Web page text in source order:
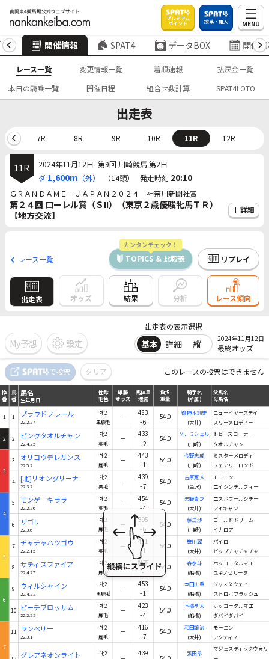
プレミアム
ポイント 投票・加入 MENU
開催情報 SPAT4 データBOX 開催
レース一覧 変更情報一覧 着順速報
払戻金一覧
本日の騎乗一覧
開催日程 組合せ数計算 SPAT4LOTO
出走表
7R 8R 9R 10R 11R 12R
11R 2024年11月12日 第9回 川崎競馬 第2日
ダ 1,600m （外） （14頭） 発走時刻 20:10
ＧＲＡＮＤＡＭＥ－ＪＡＰＡＮ２０２４ 神奈川新聞社賞
第２４回 ローレル賞（ＳII）（東京２歳優駿牝馬ＴＲ）
【地方交流】
詳細
レース一覧
カンタンチェック！
TOPICS & 比較表 リプレイ
出走表 オッズ 結果 分析 レース傾向
で投票 クリア このレースの投票はできません
My予想 設定
出走表の表示選択
基本 詳細 縦 2024年11月12日
最終オッズ
枠
番
馬
番
馬名
性齢
毛色
負担
重量
騎手名
(所属)
父馬名
母馬名
枠
番
馬
番
馬名
生年月日
性齢
毛色
単勝
オッズ
馬体重
増減
負担
重量
騎手名
(所属)
父馬名
母馬名
1 1 プラウドフレール
22.2.27
牝2
黒鹿毛
－
483
-6
54.0
御神本訓史
(大井)
ニューイヤーズデイ
スリーメロディー
2 2 ピンクタオルチャン
22.4.25
牝2
栗毛
－
433
-2
54.0
Ｍ．ミシェル
(川崎)
トビーズコーナー
タオルチャン
3
3 オリコウデレガンス
22.5.2
牝2
鹿毛
－
443
-1
54.0
今野忠成
(川崎)
ミスターメロディ
フェアリーロンド
4 [北]リオンダリーナ
22.3.2
牝2
栗毛
－
439
-7
54.0
吉原寛人
(金沢)
モーニン
エイシンデルフィー
4
5 モンゲーキララ
22.2.26
牝2
栗毛
－
454
-4
54.0
矢野貴之
(大井)
エスポワールシチー
アイキャン
6 ザゴリ
22.3.6
牝2
鹿毛
－
395
-6
54.0
藤江渉
(川崎)
ゴールドドリーム
イナロア
5
7 チャチャハツゴウ
22.2.15
牝2
栗毛
－
481
-1
54.0
笹川翼
(大井)
パイロ
ビップチャチャチャ
8 サティスファイア
22.4.27
牝2
鹿毛
－
計不
-
54.0
森泰斗
(船橋)
ホッコータルマエ
ユキノセリーヌ
6
9 ウィルシャイン
22.4.22
牝2
黒鹿毛
－
453
-1
54.0
本田正重
(船橋)
ジャスタウェイ
ストロボフラッシュ
10 ピーチブロッサム
22.2.22
牝2
鹿毛
－
423
-4
54.0
本橋孝太
(船橋)
ホッコータルマエ
ダバイダバイ
7
11 ランベリー
22.3.1
牝2
鹿毛
－
416
-7
54.0
和田譲治
(大井)
モーニン
アクティフ
グレアネオンライト 牝2
439
張田昂
マジェスティックウォ